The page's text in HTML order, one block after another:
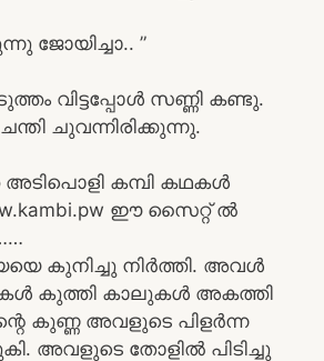
ജോയിച്ചാ.. ”
വിട്ടപ്പോൾ സണ്ണി കണ്ടു.
ചുവന്നിരിക്കുന്നു.
കമ്പി കഥകൾ
ഈ സൈറ്റ് ൽ
കുനിച്ചു നിർത്തി. അവൾ
കുത്തി കാലുകൾ അകത്തി
കുണ്ണ അവളുടെ പിളർന്ന
അവളുടെ തോളിൽ പിടിച്ചു